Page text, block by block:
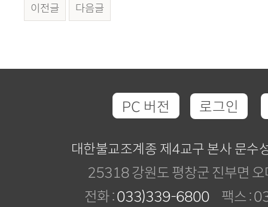
이전글 다음글
PC 버전 로그인
대한불교조계종 제4교구 본사 문수
25318 강원도 평창군 진부면
전화 :033)339-6800 팩스 :